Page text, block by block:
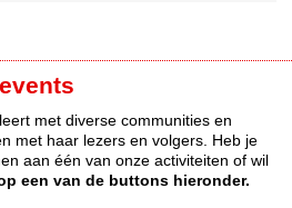
met diverse communities en
met haar lezers en volgers. Heb je
aan één van onze activiteiten of wil
een van de buttons hieronder.